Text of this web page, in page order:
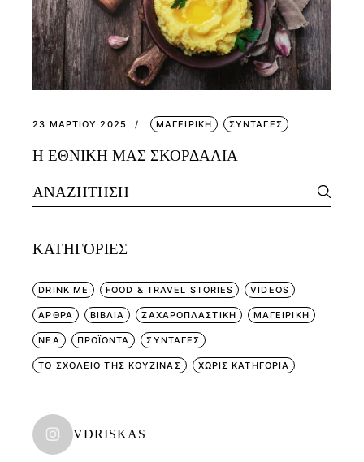
23 ΜΑΡΤΊΟΥ 2025 ΜΑΓΕΙΡΙΚΗ ΣΥΝΤΑΓΕΣ
Η ΕΘΝΙΚΗ ΜΑΣ ΣΚΟΡΔΑΛΙΑ
Search
for:
KΑΤΗΓΟΡΊΕΣ
DRINK ME FOOD & TRAVEL STORIES VIDEOS
ΑΡΘΡΑ ΒΙΒΛΙΑ ΖΑΧΑΡΟΠΛΑΣΤΙΚΗ ΜΑΓΕΙΡΙΚΗ
ΝΕΑ ΠΡΟΪΟΝΤΑ ΣΥΝΤΑΓΕΣ
ΤΟ ΣΧΟΛΕΙΟ ΤΗΣ ΚΟΥΖΙΝΑΣ ΧΩΡΊΣ ΚΑΤΗΓΟΡΊΑ
VDRISKAS